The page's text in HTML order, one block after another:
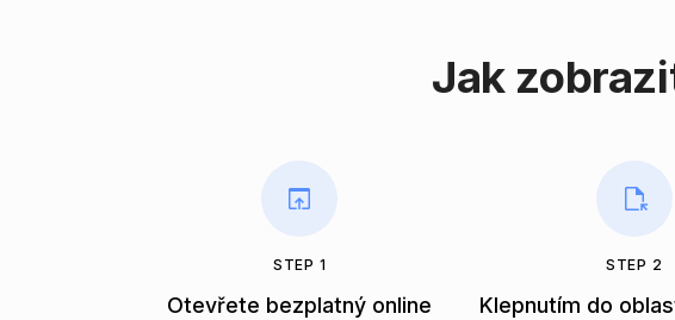
Jak
STEP 1
Otevřete bezplatný online
STEP 2
Klepnutím do